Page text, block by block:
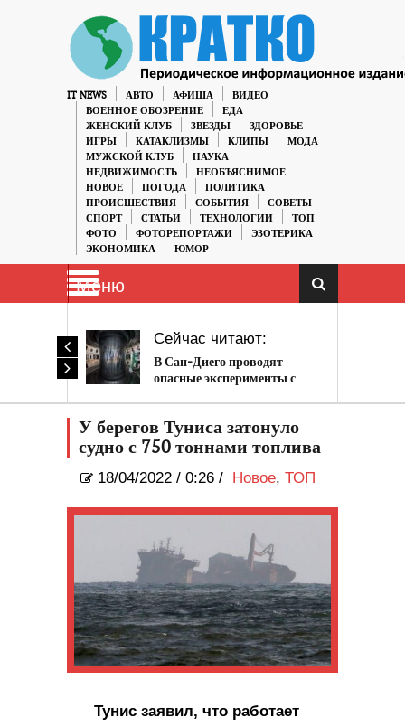
IT NEWS АВТО АФИША
ВИДЕО
ВОЕННОЕ ОБОЗРЕНИЕ
ЕДА
ЖЕНСКИЙ КЛУБ
ЗВЕЗДЫ
ЗДОРОВЬЕ
ИГРЫ
КАТАКЛИЗМЫ КЛИПЫ
МОДА
МУЖСКОЙ КЛУБ
НАУКА
НЕДВИЖИМОСТЬ
НЕОБЪЯСНИМОЕ
НОВОЕ
ПОГОДА
ПОЛИТИКА
ПРОИСШЕСТВИЯ
СОБЫТИЯ
СОВЕТЫ
СПОРТ
СТАТЬИ ТЕХНОЛОГИИ
ТОП
ФОТО
ФОТОРЕПОРТАЖИ
ЭЗОТЕРИКА
ЭКОНОМИКА
ЮМОР
Меню
Сейчас читают:
В Сан-Диего проводят
опасные эксперименты с
У берегов Туниса затонуло
судно с 750 тоннами топлива
18/04/2022 / 0:26 / Новое, ТОП
Тунис заявил, что работает